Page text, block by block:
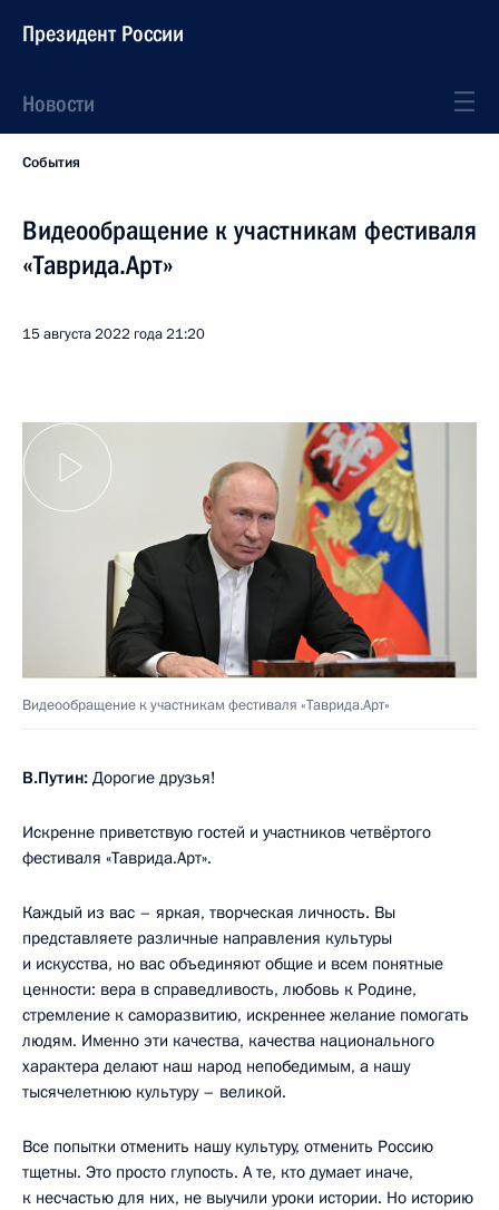
Президент России
Новости
События
Видеообращение к участникам фестиваля
«Таврида.Арт»
15 августа 2022 года21:20
Видеообращение к участникам фестиваля «Таврида.Арт»
В.Путин: Дорогие друзья!
Искренне приветствую гостей и участников четвёртого
фестиваля «Таврида.Арт».
Каждый из вас – яркая, творческая личность. Вы
представляете различные направления культуры
и искусства, но вас объединяют общие и всем понятные
ценности: вера в справедливость, любовь к Родине,
стремление к саморазвитию, искреннее желание помогать
людям. Именно эти качества, качества национального
характера делают наш народ непобедимым, а нашу
тысячелетнюю культуру – великой.
Все попытки отменить нашу культуру, отменить Россию
тщетны. Это просто глупость. А те, кто думает иначе,
к несчастью для них, не выучили уроки истории. Но историю